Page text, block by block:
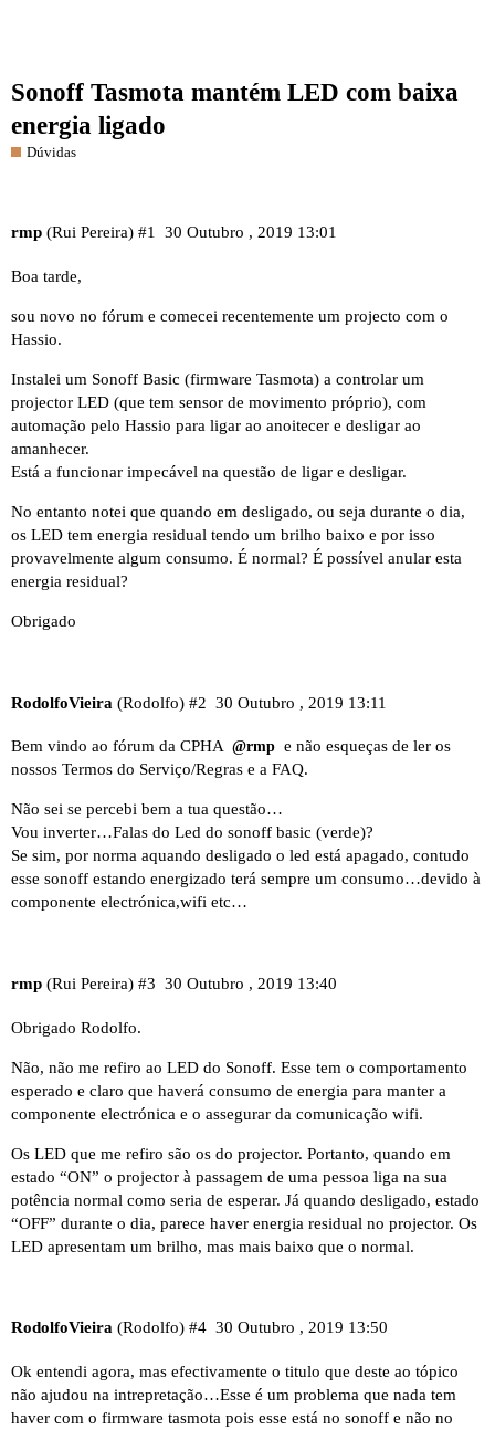
Sonoff Tasmota mantém LED com baixa
energia ligado
Dúvidas
rmp (Rui Pereira) 30 Outubro , 2019 13:01
#1
Boa tarde,
sou novo no fórum e comecei recentemente um projecto com o
Hassio.
Instalei um Sonoff Basic (firmware Tasmota) a controlar um
projector LED (que tem sensor de movimento próprio), com
automação pelo Hassio para ligar ao anoitecer e desligar ao
amanhecer.
Está a funcionar impecável na questão de ligar e desligar.
No entanto notei que quando em desligado, ou seja durante o dia,
os LED tem energia residual tendo um brilho baixo e por isso
provavelmente algum consumo. É normal? É possível anular esta
energia residual?
Obrigado
RodolfoVieira (Rodolfo) 30 Outubro , 2019 13:11
#2
Bem vindo ao fórum da CPHA @rmp e não esqueças de ler os
nossos Termos do Serviço/Regras e a FAQ.
Não sei se percebi bem a tua questão…
Vou inverter…Falas do Led do sonoff basic (verde)?
Se sim, por norma aquando desligado o led está apagado, contudo
esse sonoff estando energizado terá sempre um consumo…devido à
componente electrónica,wifi etc…
rmp (Rui Pereira) 30 Outubro , 2019 13:40
#3
Obrigado Rodolfo.
Não, não me refiro ao LED do Sonoff. Esse tem o comportamento
esperado e claro que haverá consumo de energia para manter a
componente electrónica e o assegurar da comunicação wifi.
Os LED que me refiro são os do projector. Portanto, quando em
estado “ON” o projector à passagem de uma pessoa liga na sua
potência normal como seria de esperar. Já quando desligado, estado
“OFF” durante o dia, parece haver energia residual no projector. Os
LED apresentam um brilho, mas mais baixo que o normal.
RodolfoVieira (Rodolfo) 30 Outubro , 2019 13:50
#4
Ok entendi agora, mas efectivamente o titulo que deste ao tópico
não ajudou na intrepretação…Esse é um problema que nada tem
haver com o firmware tasmota pois esse está no sonoff e não no